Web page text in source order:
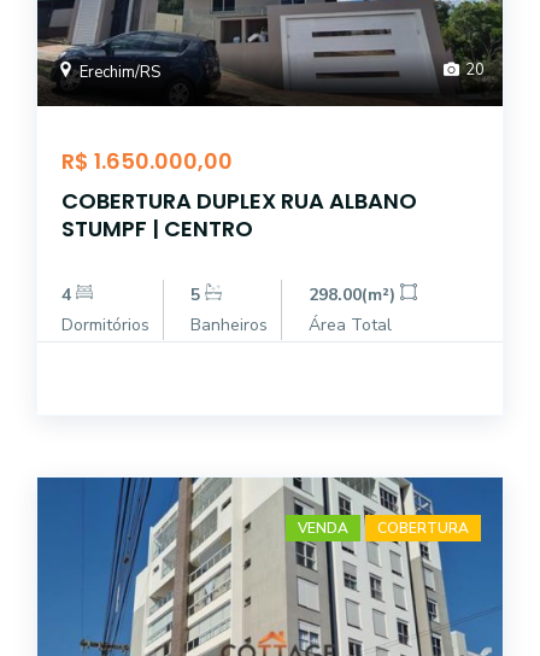
Erechim/RS 20
R$ 1.650.000,00
COBERTURA DUPLEX RUA ALBANO
STUMPF | CENTRO
4
Dormitórios
5
Banheiros
298.00(m²)
Área Total
VENDA COBERTURA